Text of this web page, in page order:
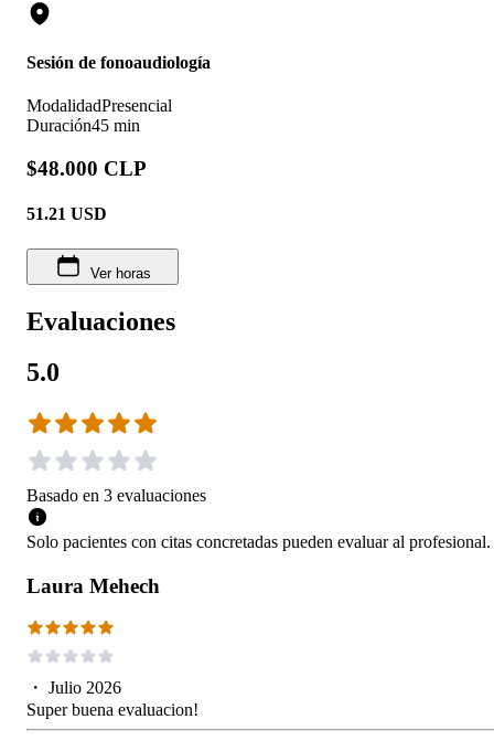
Sesión de fonoaudiología
ModalidadPresencial
Duración45 min
$48.000 CLP
51.21 USD
Ver horas
Evaluaciones
5.0
Basado en 3 evaluaciones
Solo pacientes con citas concretadas pueden evaluar al profesional.
Laura Mehech
・ Julio 2026
Super buena evaluacion!